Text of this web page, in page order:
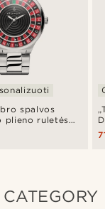
spalvos
plieno ruletės